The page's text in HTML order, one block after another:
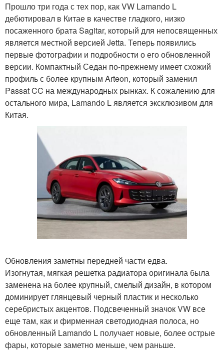
Прошло три года с тех пор, как VW Lamando L
дебютировал в Китае в качестве гладкого, низко
посаженного брата Sagitar, который для непосвященных
является местной версией Jetta. Теперь появились
первые фотографии и подробности о его обновленной
версии. Компактный Седан по-прежнему имеет схожий
профиль с более крупным Arteon, который заменил
Passat CC на международных рынках. К сожалению для
остального мира, Lamando L является эксклюзивом для
Китая.
Обновления заметны передней части едва.
Изогнутая, мягкая решетка радиатора оригинала была
заменена на более крупный, смелый дизайн, в котором
доминирует глянцевый черный пластик и несколько
серебристых акцентов. Подсвеченный значок VW все
еще там, как и фирменная светодиодная полоса, но
обновленный Lamando L получает новые, более острые
фары, которые заметно меньше, чем раньше.